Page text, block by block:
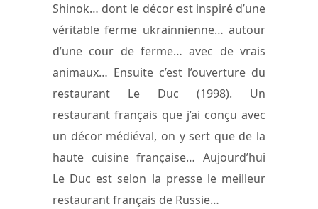
Shinok… dont le décor est inspiré d’une
véritable ferme ukrainnienne… autour
d’une cour de ferme… avec de vrais
animaux… Ensuite c’est l’ouverture du
restaurant Le Duc (1998). Un
restaurant français que j’ai conçu avec
un décor médiéval, on y sert que de la
haute cuisine française… Aujourd’hui
Le Duc est selon la presse le meilleur
restaurant français de Russie…